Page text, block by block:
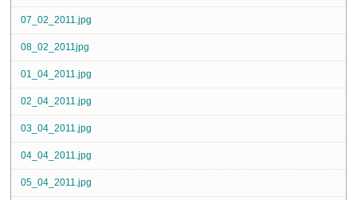
07_02_2011.jpg
08_02_2011jpg
01_04_2011.jpg
02_04_2011.jpg
03_04_2011.jpg
04_04_2011.jpg
05_04_2011.jpg